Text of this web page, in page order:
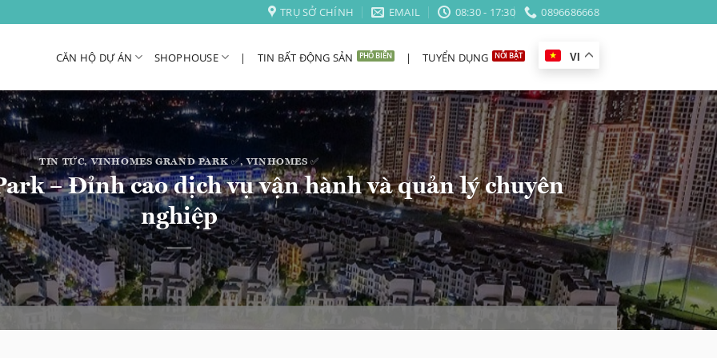
TRỤ SỞ CHÍNH EMAIL 08:30 - 17:30 0896686668
CĂN HỘ DỰ ÁN SHOPHOUSE | TIN BẤT ĐỘNG SẢN | TUYỂN DỤNG VI
TIN TỨC,VINHOMES GRAND PARK ✅,VINHOMES ✅
– Đỉnh cao dịch vụ vận hành và quản lý chuyên
nghiệp